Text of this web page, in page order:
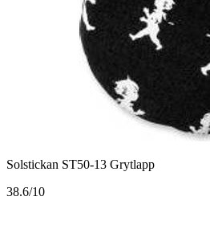
Solstickan ST50-13 Grytlapp
38.6/10